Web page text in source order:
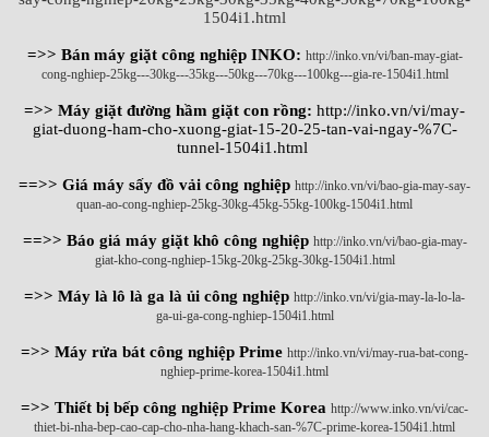
1504i1.html
=>> Bán máy giặt công nghiệp INKO: http://inko.vn/vi/ban-may-giat-
cong-nghiep-25kg---30kg---35kg---50kg---70kg---100kg---gia-re-1504i1.html
=>> Máy giặt đường hầm giặt con rồng: http://inko.vn/vi/may-
giat-duong-ham-cho-xuong-giat-15-20-25-tan-vai-ngay-%7C-
tunnel-1504i1.html
==>> Giá máy sấy đồ vải công nghiệp http://inko.vn/vi/bao-gia-may-say-
quan-ao-cong-nghiep-25kg-30kg-45kg-55kg-100kg-1504i1.html
==>> Báo giá máy giặt khô công nghiệp http://inko.vn/vi/bao-gia-may-
giat-kho-cong-nghiep-15kg-20kg-25kg-30kg-1504i1.html
=>> Máy là lô là ga là ủi công nghiệp http://inko.vn/vi/gia-may-la-lo-la-
ga-ui-ga-cong-nghiep-1504i1.html
=>> Máy rửa bát công nghiệp Prime http://inko.vn/vi/may-rua-bat-cong-
nghiep-prime-korea-1504i1.html
=>> Thiết bị bếp công nghiệp Prime Korea http://www.inko.vn/vi/cac-
thiet-bi-nha-bep-cao-cap-cho-nha-hang-khach-san-%7C-prime-korea-1504i1.html